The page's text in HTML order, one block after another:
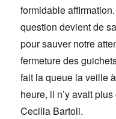
formidable
question devient de
pour sauver notre
fermeture des
fait la queue la veille
heure, il n’y avait
Cecilia Bartoli.